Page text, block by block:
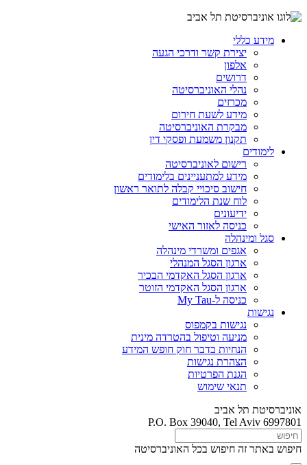
מידע כללי
יצירת קשר ודרכי הגעה
אלפון
דרושים
נהלי האוניברסיטה
מכרזים
מידע לשעת חירום
מבקרת האוניברסיטה
תקנון משמעת ופסקי דין
לימודים
רישום לאוניברסיטה
מידע למתעניינים בלימודים
חישוב סיכויי קבלה לתואר ראשון
לוח שנת הלימודים
ידיעונים
כניסה לאזור האישי
סגל ומינהלה
אגפים ומשרדי מינהלה
ארגון הסגל המנהלי
ארגון הסגל האקדמי הבכיר
ארגון הסגל האקדמי הזוטר
כניסה ל-My Tau
נגישות
נגישות בקמפוס
מניעה וטיפול בהטרדה מינית
הנחיות בדבר חוק חופש המידע
הצהרת נגישות
הגנת הפרטיות
תנאי שימוש
אוניברסיטת תל אביב
P.O. Box 39040, Tel Aviv 6997801
חיפוש באתר זה חיפוש בכל האוניברסיטה